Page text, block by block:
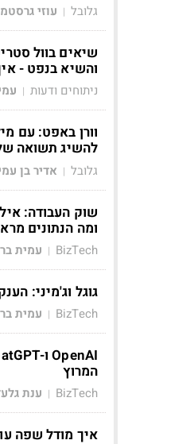
גלובל | עוזי
שיאים בוול
והשיא בנפט -
ניתוחים ודעות |
וורן באפט: עם
להשיג תשואה של 50%
גלובל | אדיר בן
שוק העבודה:
ומה הנתונים
BizTech
| עמית בר
גוגל וג'מיני:
BizTech
| עמית בר
המרוץ
BizTech
| ענת
איך מודל שפה